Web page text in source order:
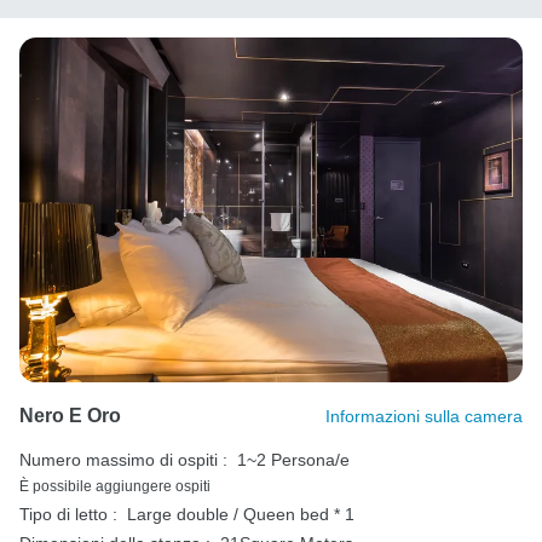
Nero E Oro Informazioni sulla camera
Numero massimo di ospiti : 1~2 Persona/e
È possibile aggiungere ospiti
Tipo di letto :
Large double / Queen bed * 1